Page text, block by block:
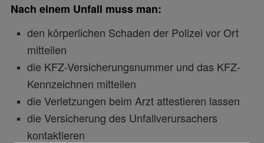
Nach einem Unfall muss man:
den körperlichen Schaden der Polizei vor Ort
mitteilen
die KFZ-Versicherungsnummer und das KFZ-
Kennzeichnen mitteilen
die Verletzungen beim Arzt attestieren lassen
die Versicherung des Unfallverursachers
kontaktieren